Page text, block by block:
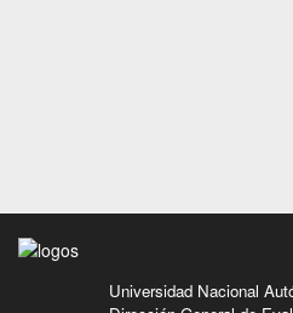
Universidad Nacional